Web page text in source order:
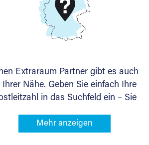
Aktiengesellschaft
11A
Extraraum Partner gibt es auch
Ihrer Nähe. Geben Sie einfach Ihre
in das Suchfeld ein – Sie
Partners mit Lagermöglichkeiten in